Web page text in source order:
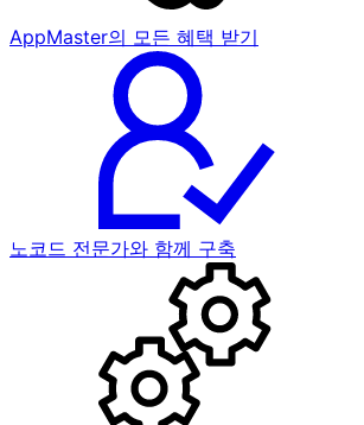
AppMaster의 모든 혜택 받기
노코드 전문가와 함께 구축